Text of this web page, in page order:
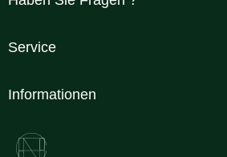
Service
Informationen